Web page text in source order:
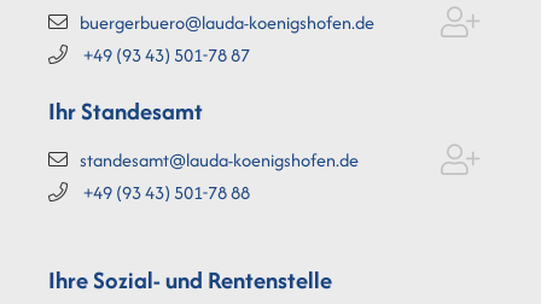
buergerbuero@lauda-koenigshofen.de
+49 (9343) 501-7887
Ihr Standesamt
standesamt@lauda-koenigshofen.de
+49 (9343) 501-7888
Ihre Sozial- und Rentenstelle